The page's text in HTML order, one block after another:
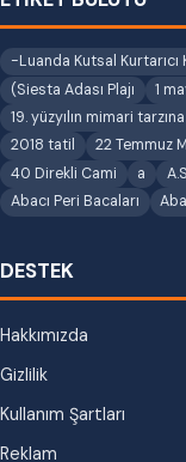
-Luanda Kutsal Kurtarıcı
(Siesta Adası Plajı
1
19. yüzyılın mimari
2018 tatil
22 Temmuz
40 Direkli Cami
a
Abacı Peri Bacaları
DESTEK
Hakkımızda
Gizlilik
Kullanım Şartları
Reklam